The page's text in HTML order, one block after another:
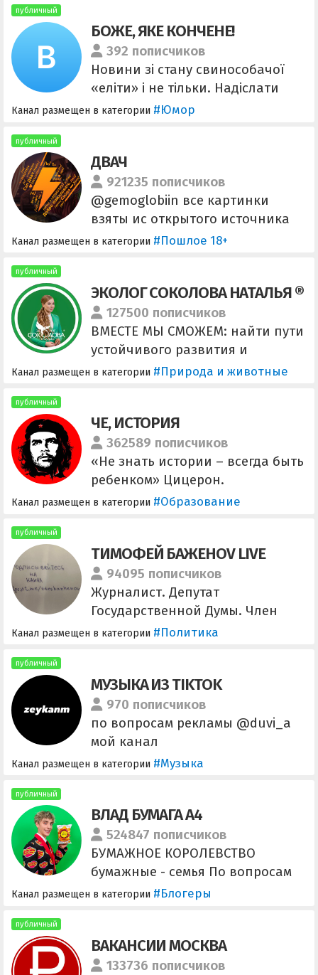
публичный
БОЖЕ, ЯКЕ КОНЧЕНЕ!
392 пописчиков
Новини зі стану свинособачої
«еліти» і не тільки. Надіслати
пост @postvbyak_bot Реклама
5375411203516518 Монобанк;
5363542603171332 ПриватБанк;
Інший банк:
https://send.monobank.ua/73PvF2
rTfr.
Канал размещен в категории #Юмор
публичный
ДВАЧ
921235 пописчиков
@gemoglobiin все картинки
взяты ис открытого источника
Канал размещен в категории #Пошлое 18+
публичный
ЭКОЛОГ СОКОЛОВА НАТАЛЬЯ ®
127500 пописчиков
ВМЕСТЕ МЫ СМОЖЕМ: найти пути
устойчивого развития и
экобезопасности в реалиях
финансового спада
эффективные природоохранные
практики и
экопросветительские проекты
СБЕРЕЖЁМ ПРИРОДУ ВМЕСТЕ!
Канал размещен в категории #Природа и животные
публичный
ЧЕ, ИСТОРИЯ
362589 пописчиков
«Не знать истории – всегда быть
ребенком» Цицерон.
Сотрудничество: @lunatictg и
https://t.me/+JIFJ160WQGkxNGZi
Агенство: @Social_Energy
Менеджер: @Spiral_Zhenya
Канал размещен в категории #Образование
публичный
ТИМОФЕЙ БАЖЕНОV LIVE
94095 пописчиков
Журналист. Депутат
Государственной Думы. Член
комитета по экологии,
для обратной связи: 8 (925) 144–
56-01 Репосты приветствуются
Моя официальная страница
ВКонтакте
https://vk.com/timofei_bazhenov
Канал размещен в категории #Политика
публичный
МУЗЫКА ИЗ TIKTOK
970 пописчиков
по вопросам рекламы @duvi_a
мой канал
https://t.me/+gOv4d_vXkV1lYWMy
Канал размещен в категории #Музыка
публичный
ВЛАД БУМАГА A4
524847 пописчиков
БУМАЖНОЕ КОРОЛЕВСТВО
бумажные - семья По вопросам
рекламы: @a4reklama_bot
Канал размещен в категории #Блогеры
публичный
ВАКАНСИИ МОСКВА
133736 пописчиков